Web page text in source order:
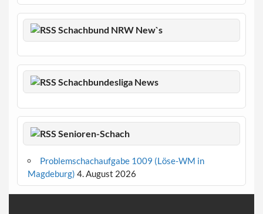
Schachbund NRW New`s
Schachbundesliga News
Senioren-Schach
Problemschachaufgabe 1009 (Löse-WM in
Magdeburg) 4. August 2026